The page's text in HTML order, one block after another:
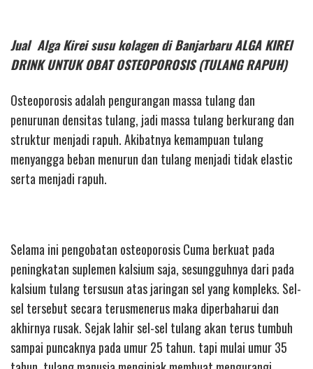
Jual Alga Kirei susu kolagen di Banjarbaru ALGA KIREI
DRINK UNTUK OBAT OSTEOPOROSIS (TULANG RAPUH)
Osteoporosis adalah pengurangan massa tulang dan
penurunan densitas tulang, jadi massa tulang berkurang dan
struktur menjadi rapuh. Akibatnya kemampuan tulang
menyangga beban menurun dan tulang menjadi tidak elastic
serta menjadi rapuh.
Selama ini pengobatan osteoporosis Cuma berkuat pada
peningkatan suplemen kalsium saja, sesungguhnya dari pada
kalsium tulang tersusun atas jaringan sel yang kompleks. Sel-
sel tersebut secara terusmenerus maka diperbaharui dan
akhirnya rusak. Sejak lahir sel-sel tulang akan terus tumbuh
sampai puncaknya pada umur 25 tahun. tapi mulai umur 35